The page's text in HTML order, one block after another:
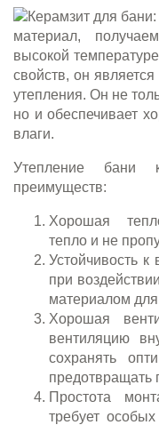
материал,
высокой
свойств, он
утепления. Он не
но и обеспечивает
влаги.
Утепление бани
преимуществ:
Хорошая
тепло и не
Устойчивость к
при
материалом
Хорошая
вентиляцию
сохранять
предотвращать
Простота
требует